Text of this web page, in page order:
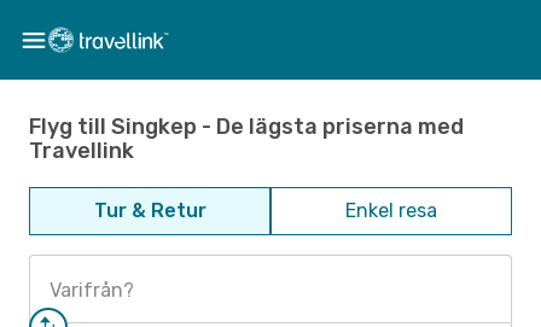
Flyg till Singkep - De lägsta priserna med
Travellink
Tur & Retur Enkel resa
Varifrån?